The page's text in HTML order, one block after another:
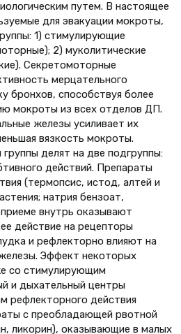
путем. В настоящее
для эвакуации мокроты,
1) стимулирующие
2) муколитические
Секретомоторные
мерцательного
бронхов, способствуя более
мокроты из всех отделов ДП.
железы усиливает их
вязкость мокроты.
делят на две подгруппы:
действий. Препараты
(термопсис, истод, алтей и
натрия бензоат,
внутрь оказывают
действие на рецепторы
и рефлекторно влияют на
Эффект некоторых
со стимулирующим
и дыхательный центры
рефлекторного действия
с преобладающей рвотной
ликорин), оказывающие в малых